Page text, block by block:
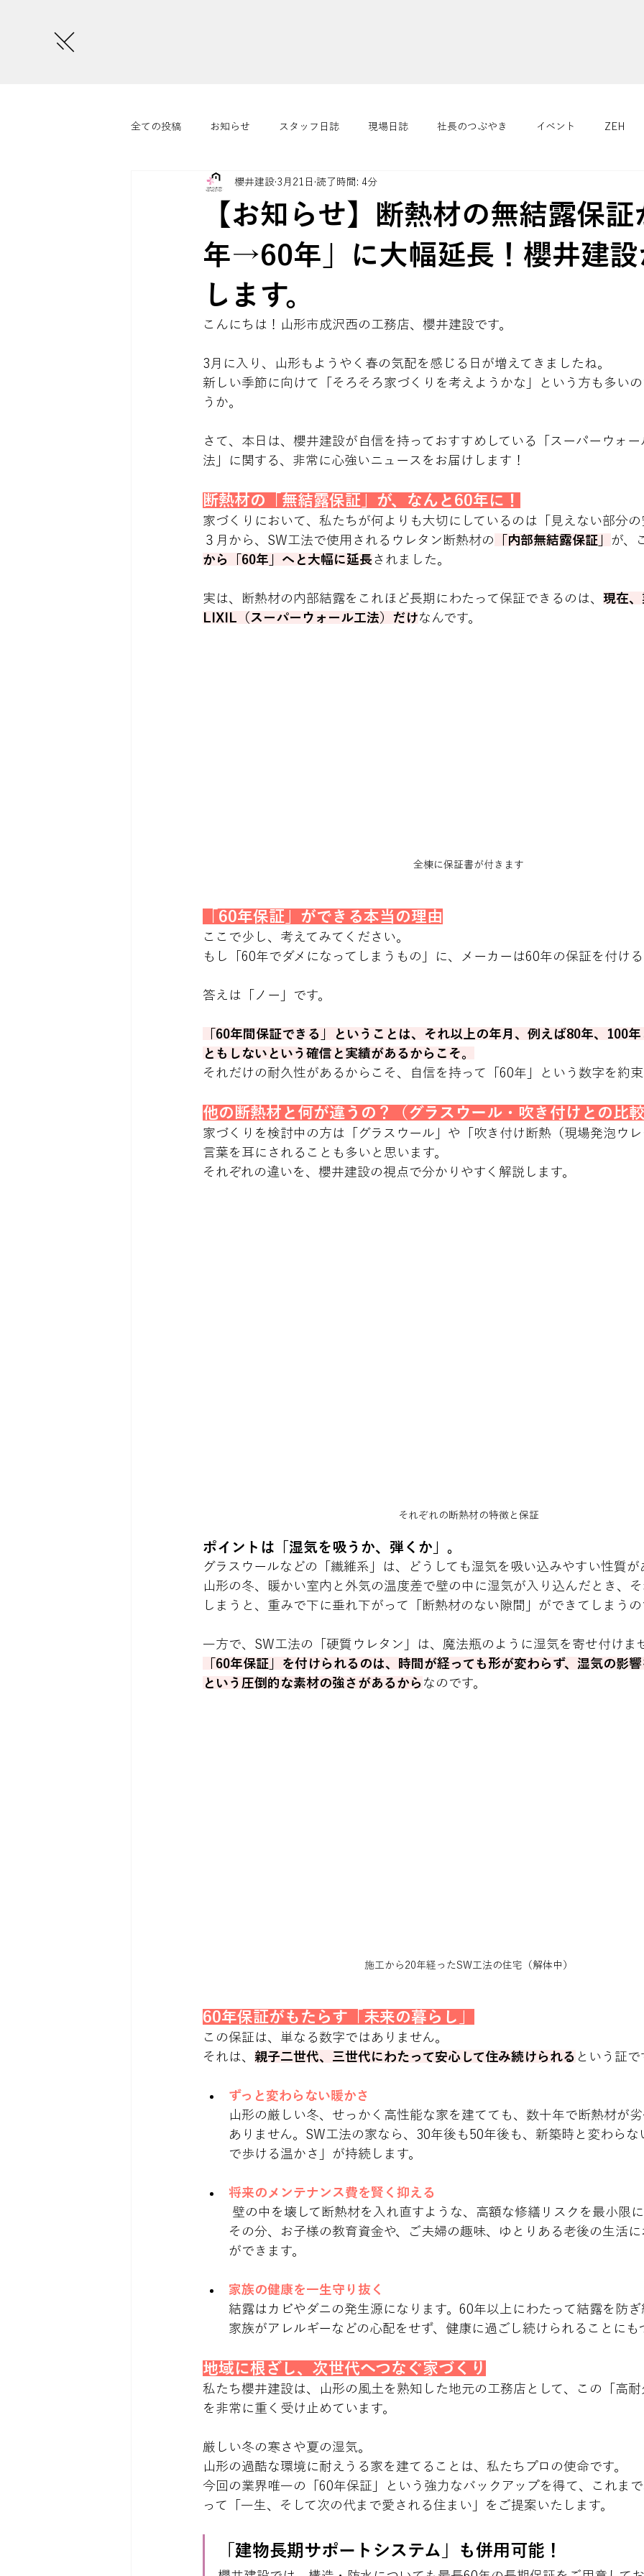
全ての投稿 お知らせ スタッフ日誌 現場日誌 社長のつぶやき イベント ZEH
さくらいまつり コラム ４つの健康
【お知らせ】断熱材の無結露保証
年→60年」に大幅延長！櫻井建設
します。
櫻井建設 3月21日 読了時間: 4分
こんにちは！山形市成沢西の工務店、櫻井建設です。
3月に入り、山形もようやく春の気配を感じる日が増えてきましたね。
新しい季節に向けて「そろそろ家づくりを考えようかな」という方も多いの
うか。
さて、本日は、櫻井建設が自信を持っておすすめしている「スーパーウォー
法」に関する、非常に心強いニュースをお届けします！
断熱材の「無結露保証」が、なんと60年に！
家づくりにおいて、私たちが何よりも大切にしているのは「見えない部分の
３月から、SW工法で使用されるウレタン断熱材の
「内部無結露保証」 が、
から「60年」へと大幅に延長 されました。
実は、断熱材の内部結露をこれほど長期にわたって保証できるのは、 現在、
LIXIL（スーパーウォール工法）だけなんです。
全棟に保証書が付きます
「60年保証」ができる本当の理由
ここで少し、考えてみてください。
もし「60年でダメになってしまうもの」に、メーカーは60年の保証を付け
答えは「ノー」です。
「60年間保証できる」ということは、それ以上の年月、例えば80年、100年
ともしないという確信と実績があるからこそ。
それだけの耐久性があるからこそ、自信を持って「60年」という数字を約束
他の断熱材と何が違うの？（グラスウール・吹き付けとの比較
家づくりを検討中の方は「グラスウール」や「吹き付け断熱（現場発泡ウレ
言葉を耳にされることも多いと思います。
それぞれの違いを、櫻井建設の視点で分かりやすく解説します。
それぞれの断熱材の特徴と保証
ポイントは「湿気を吸うか、弾くか」。
グラスウールなどの「繊維系」は、どうしても湿気を吸い込みやすい性質が
山形の冬、暖かい室内と外気の温度差で壁の中に湿気が入り込んだとき、
しまうと、重みで下に垂れ下がって「断熱材のない隙間」ができてしまうの
一方で、SW工法の「硬質ウレタン」は、魔法瓶のように湿気を寄せ付けま
「60年保証」を付けられるのは、時間が経っても形が変わらず、湿気の影
という圧倒的な素材の強さがあるから なのです。
施工から20年経ったSW工法の住宅（解体中）
60年保証がもたらす「未来の暮らし」
この保証は、単なる数字ではありません。
それは、 親子二世代、三世代にわたって安心して住み続けられる という証で
ずっと変わらない暖かさ
山形の厳しい冬、せっかく高性能な家を建てても、数十年で断熱材が
ありません。SW工法の家なら、30年後も50年後も、新築時と変わらな
で歩ける温かさ」が持続します。
将来のメンテナンス費を賢く抑える
その分、お子様の教育資金や、ご夫婦の趣味、ゆとりある老後の生活に
ができます。
家族の健康を一生守り抜く
結露はカビやダニの発生源になります。60年以上にわたって結露を防ぎ
家族がアレルギーなどの心配をせず、健康に過ごし続けられることにも
地域に根ざし、次世代へつなぐ家づくり
私たち櫻井建設は、山形の風土を熟知した地元の工務店として、この「高
を非常に重く受け止めています。
厳しい冬の寒さや夏の湿気。
山形の過酷な環境に耐えうる家を建てることは、私たちプロの使命です。
今回の業界唯一の「60年保証」という強力なバックアップを得て、これま
って「一生、そして次の代まで愛される住まい」をご提案いたします。
「建物長期サポートシステム」も併用可能！